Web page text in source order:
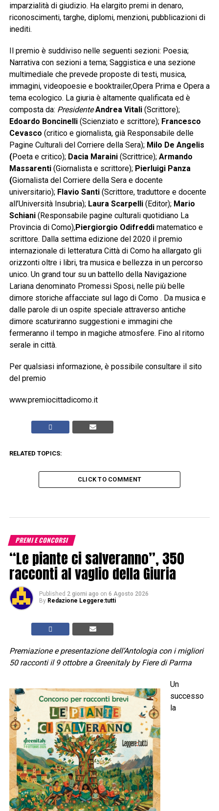
imparzialità di giudizio. Ha elargito premi in denaro,
riconoscimenti, targhe, diplomi, menzioni, pubblicazioni di
inediti.
Il premio è suddiviso nelle seguenti sezioni: Poesia;
Narrativa con sezioni a tema; Saggistica e una sezione
multimediale che prevede proposte di testi, musica,
immagini, videopoesie e booktrailer,Opera Prima e Opera a
tema ecologico. La giuria è altamente qualificata ed è
composta da: PresidenteAndrea Vitali (Scrittore);
Edoardo Boncinelli (Scienziato e scrittore); Francesco
Cevasco (critico e giornalista, già Responsabile delle
Pagine Culturali del Corriere della Sera); Milo De Angelis
(Poeta e critico); Dacia Maraini (Scrittrice); Armando
Massarenti (Giornalista e scrittore); Pierluigi Panza
(Giornalista del Corriere della Sera e docente
universitario); Flavio Santi(Scrittore, traduttore e docente
all’Università Insubria); Laura Scarpelli (Editor); Mario
Schiani (Responsabile pagine culturali quotidiano La
Provincia di Como),Piergiorgio Odifreddimatematico e
scrittore. Dalla settima edizione del 2020 il premio
internazionale di letteratura Città di Como ha allargato gli
orizzonti oltre i libri, tra musica e bellezza in un percorso
unico. Un grand tour su un battello della Navigazione
Lariana denominato Promessi Sposi, nelle più belle
dimore storiche affacciate sul lago di Como . Da musica e
dalle parole di un ospite speciale attraverso antiche
dimore scaturiranno suggestioni e immagini che
fermeranno il tempo in magiche atmosfere. Fino al ritorno
serale in città.
Per qualsiasi informazione, è possibile consultare il sito
del premio
www.premiocittadicomo.it
RELATED TOPICS:
CLICK TO COMMENT
PREMI E CONCORSI
“Le piante ci salveranno”, 350
racconti al vaglio della Giuria
Published 2 giorni ago on 6 Agosto 2026
By Redazione Leggere:tutti
Premiazione e presentazione dell’Antologia con i migliori
50 racconti il 9 ottobre a Greenitaly by Fiere di Parma
Un
successo
la